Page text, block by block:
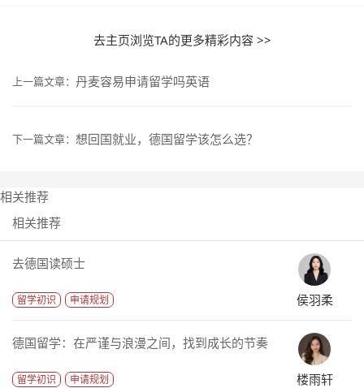
去主页浏览TA的更多精彩内容 >>
上一篇文章： 丹麦容易申请留学吗英语
下一篇文章： 想回国就业，德国留学该怎么选？
相关推荐
相关推荐
去德国读硕士
留学初识 申请规划 侯羽柔
德国留学：在严谨与浪漫之间，找到成长的节奏
留学初识 申请规划 楼雨轩